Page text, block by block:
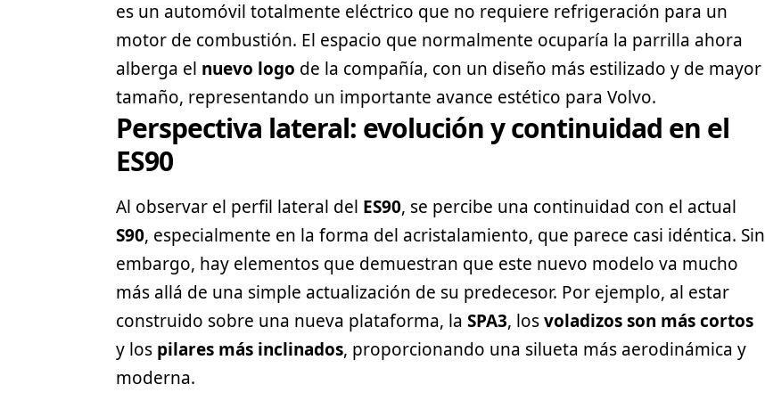
es un automóvil totalmente eléctrico que no requiere refrigeración para un
motor de combustión. El espacio que normalmente ocuparía la parrilla ahora
alberga el nuevo logo de la compañía, con un diseño más estilizado y de mayor
tamaño, representando un importante avance estético para Volvo.
Perspectiva lateral: evolución y continuidad en el
ES90
Al observar el perfil lateral del ES90, se percibe una continuidad con el actual
S90, especialmente en la forma del acristalamiento, que parece casi idéntica. Sin
embargo, hay elementos que demuestran que este nuevo modelo va mucho
más allá de una simple actualización de su predecesor. Por ejemplo, al estar
construido sobre una nueva plataforma, la SPA3, losvoladizos son más cortos
y los pilares más inclinados, proporcionando una silueta más aerodinámica y
moderna.